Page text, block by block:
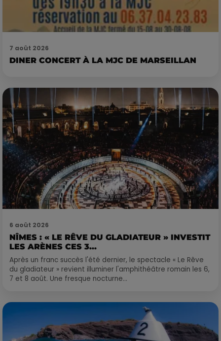
7 août 2026
DINER CONCERT À LA MJC DE MARSEILLAN
6 août 2026
NÎMES : « LE RÊVE DU GLADIATEUR » INVESTIT
LES ARÈNES CES 3...
Après un franc succès l'été dernier, le spectacle « Le Rêve
du gladiateur » revient illuminer l'amphithéâtre romain les 6,
7 et 8 août. Une fresque nocturne...